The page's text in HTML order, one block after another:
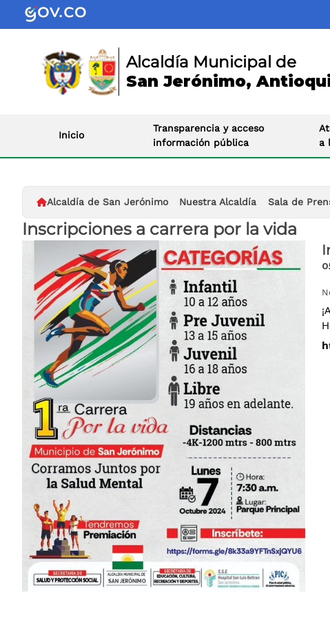
Alcaldía Municipal de
San Jerónimo,
Inicio
Transparencia y acceso
información pública
a
Alcaldía de San Jerónimo Nuestra Alcaldía Sala de
Inscripciones a carrera por la vida